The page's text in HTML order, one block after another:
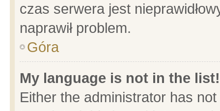
czas serwera jest
naprawił problem.
Góra
My language is not in the list!
Either the administrator has